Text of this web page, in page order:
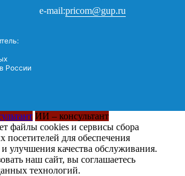
России
e-mail:pricom@gup.ru
ИИ – консультант
файлы cookies и сервисы сбора
посетителей для обеспечения
улучшения качества обслуживания.
наш сайт, вы соглашаетесь
технологий.